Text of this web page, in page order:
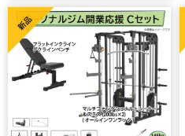
新品